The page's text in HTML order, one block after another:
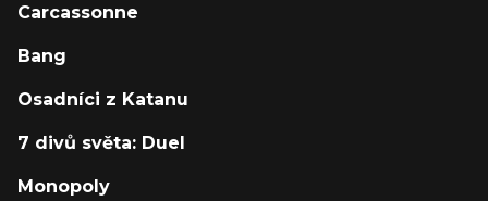
Carcassonne
Bang
Osadníci z Katanu
7 divů světa: Duel
Monopoly